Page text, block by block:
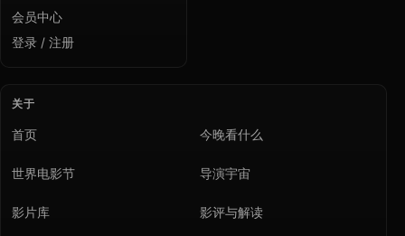
会员中心
登录 / 注册
关于
首页 今晚看什么
世界电影节 导演宇宙
影片库 影评与解读